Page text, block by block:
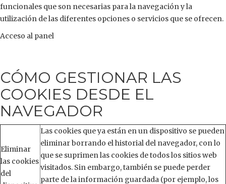
funcionales que son necesarias para la navegación y la
utilización de las diferentes opciones o servicios que se ofrecen.
Acceso al panel
CÓMO GESTIONAR LAS
COOKIES DESDE EL
NAVEGADOR
Eliminar
las cookies
del
Las cookies que ya están en un dispositivo se pueden
eliminar borrando el historial del navegador, con lo
que se suprimen las cookies de todos los sitios web
visitados. Sin embargo, también se puede perder
parte de la información guardada (por ejemplo, los